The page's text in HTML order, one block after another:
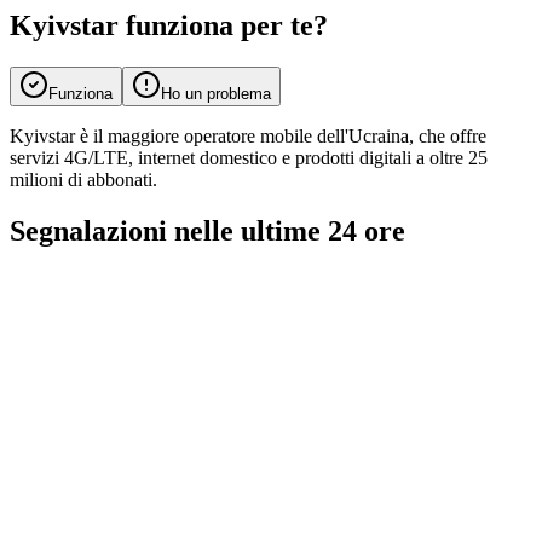
Kyivstar funziona per te?
Funziona Ho un problema
Kyivstar è il maggiore operatore mobile dell'Ucraina, che offre
servizi 4G/LTE, internet domestico e prodotti digitali a oltre 25
milioni di abbonati.
Segnalazioni nelle ultime 24 ore